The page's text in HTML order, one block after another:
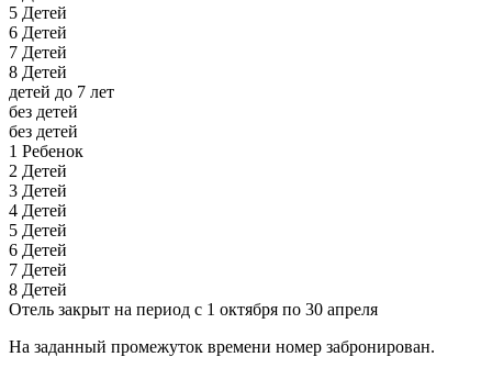
5 Детей
6 Детей
7 Детей
8 Детей
детей до 7 лет
без детей
без детей
1 Ребенок
2 Детей
3 Детей
4 Детей
5 Детей
6 Детей
7 Детей
8 Детей
Отель закрыт на период с 1 октября по 30 апреля
На заданный промежуток времени номер забронирован.